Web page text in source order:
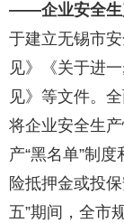
——企业安全生
于建立无锡市
见》《关于进
见》等文件。
将企业安全生
产“黑名单”制
险抵押金或投
五”期间，全市